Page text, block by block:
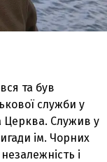
та був
служби у
Церква. Служив у
ім. Чорних
і